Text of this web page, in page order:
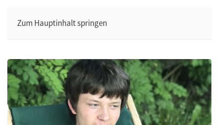
Zum Hauptinhalt springen